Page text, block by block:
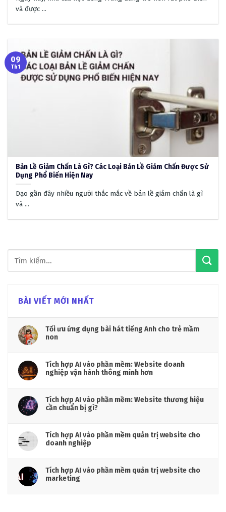
BÀI VIẾT MỚI NHẤT
Tối ưu ứng dụng bài hát tiếng Anh cho trẻ mầm
non
Tích hợp AI vào phần mềm: Website doanh
nghiệp vận hành thông minh hơn
Tích hợp AI vào phần mềm: Website thương hiệu
cần chuẩn bị gì?
Tích hợp AI vào phần mềm quản trị website cho
doanh nghiệp
Tích hợp AI vào phần mềm quản trị website cho
marketing
và được ...
Bản Lề Giảm Chấn Là Gì? Các Loại Bản Lề Giảm Chấn Được Sử
Dụng Phổ Biến Hiện Nay
Dạo gần đây nhiều người thắc mắc về bản lề giảm chấn là gì
và ...
09
Th1